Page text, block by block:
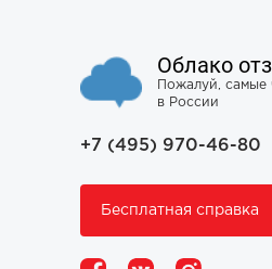
Облако
Пожалуй, самые
в России
+7 (495) 970-46-80
Бесплатная справка